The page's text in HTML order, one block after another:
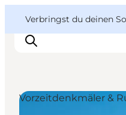
Verbringst du deinen
VisitFyn
Deutsch
Vorzeitdenkmäler &